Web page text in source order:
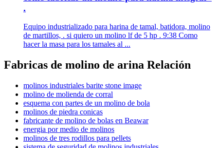
.
Equipo industrializado para harina de tamal, batidora, molino
de martillos, . si quiero un molino lf de 5 hp . 9:38 Como
hacer la masa para los tamales al ...
Fabricas de molino de arina Relación
molinos industriales barite stone image
molino de molienda de corral
esquema con partes de un molino de bola
molinos de piedra conicas
fabricante de molino de bolas en Beawar
energia por medio de molinos
molinos de tres rodillos para pellets